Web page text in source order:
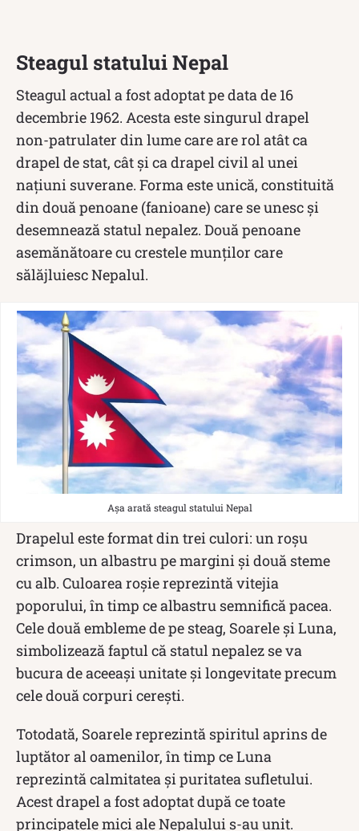
Steagul statului Nepal
Steagul actual a fost adoptat pe data de 16
decembrie 1962. Acesta este singurul drapel
non-patrulater din lume care are rol atât ca
drapel de stat, cât și ca drapel civil al unei
națiuni suverane. Forma este unică, constituită
din două penoane (fanioane) care se unesc și
desemnează statul nepalez. Două penoane
asemănătoare cu crestele munților care
sălăjluiesc Nepalul.
Așa arată steagul statului Nepal
Drapelul este format din trei culori: un roșu
crimson, un albastru pe margini și două steme
cu alb. Culoarea roșie reprezintă vitejia
poporului, în timp ce albastru semnifică pacea.
Cele două embleme de pe steag, Soarele și Luna,
simbolizează faptul că statul nepalez se va
bucura de aceeași unitate și longevitate precum
cele două corpuri cerești.
Totodată, Soarele reprezintă spiritul aprins de
luptător al oamenilor, în timp ce Luna
reprezintă calmitatea și puritatea sufletului.
Acest drapel a fost adoptat după ce toate
principatele mici ale Nepalului s-au unit.